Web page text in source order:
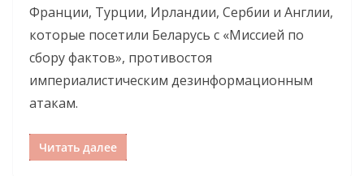
Франции, Турции, Ирландии, Сербии и Англии,
которые посетили Беларусь с «Миссией по
сбору фактов», противостоя
империалистическим дезинформационным
атакам.
Читать далее